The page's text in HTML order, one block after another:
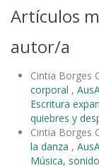
Artículos
autor/a
Cintia Borges
corporal ,
Escritura
quiebres y
Cintia Borges
la danza ,
Música,